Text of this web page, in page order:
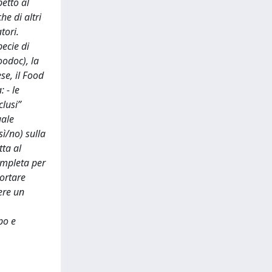
di altri
di
la
il Food
- le
no) sulla
al
per
un
e